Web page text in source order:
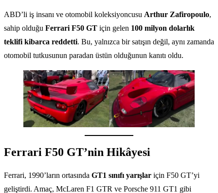
ABD’li iş insanı ve otomobil koleksiyoncusu Arthur Zafiropoulo,
sahip olduğu Ferrari F50 GT için gelen 100 milyon dolarlık
teklifi kibarca reddetti. Bu, yalnızca bir satışın değil, aynı zamanda
otomobil tutkusunun paradan üstün olduğunun kanıtı oldu.
Ferrari F50 GT’nin Hikâyesi
Ferrari, 1990’ların ortasında GT1 sınıfı yarışlar için F50 GT’yi
geliştirdi. Amaç, McLaren F1 GTR ve Porsche 911 GT1 gibi